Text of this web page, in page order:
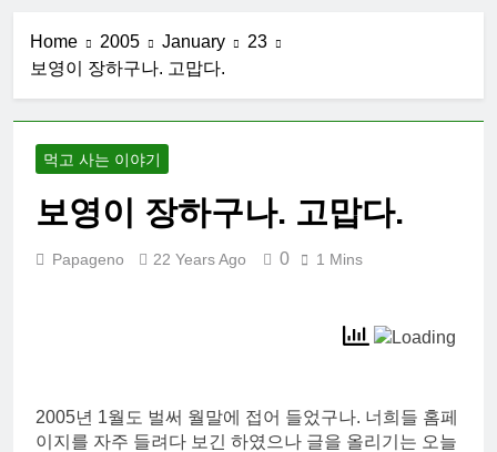
만난 날
2 Weeks Ago
학교 졸업식
교 졸업식
Home 2005 January
23
보영이 장하구나. 고맙다.
먹고 사는 이야기
보영이 장하구나. 고맙다.
Papageno 22 Years Ago 0 1 Mins
2005년 1월도 벌써 월말에 접어 들었구나. 너희들 홈페
이지를 자주 들려다 보긴 하였으나 글을 올리기는 오늘